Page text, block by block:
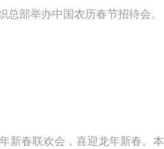
部举办中国农历春节招待会。
新春联欢会，喜迎龙年新春。本